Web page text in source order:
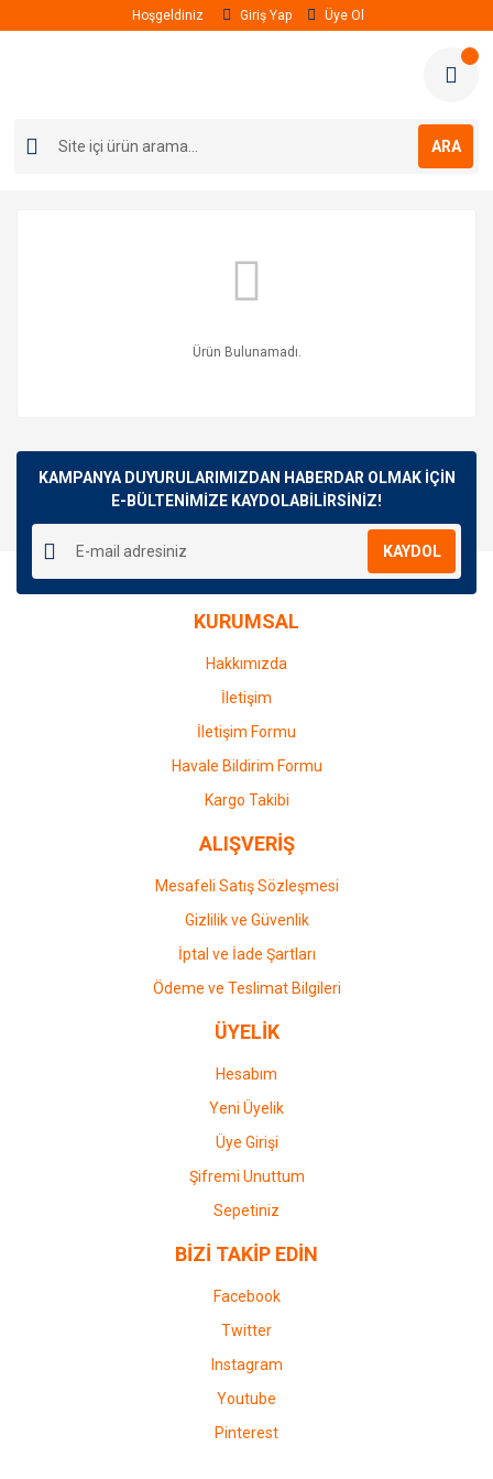
Hoşgeldiniz Giriş Yap Üye Ol
ARA
Ürün Bulunamadı.
KAMPANYA DUYURULARIMIZDAN HABERDAR OLMAK İÇİN
E-BÜLTENİMİZE KAYDOLABİLİRSİNİZ!
KAYDOL
KURUMSAL
Hakkımızda
İletişim
İletişim Formu
Havale Bildirim Formu
Kargo Takibi
ALIŞVERİŞ
Mesafeli Satış Sözleşmesi
Gizlilik ve Güvenlik
İptal ve İade Şartları
Ödeme ve Teslimat Bilgileri
ÜYELİK
Hesabım
Yeni Üyelik
Üye Girişi
Şifremi Unuttum
Sepetiniz
BİZİ TAKİP EDİN
Facebook
Twitter
Instagram
Youtube
Pinterest